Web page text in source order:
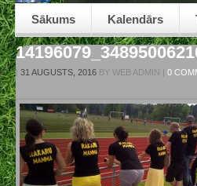
Sākums Kalendārs
| 31 AUGUSTS, 2016 BY WEB ADMIN | 0